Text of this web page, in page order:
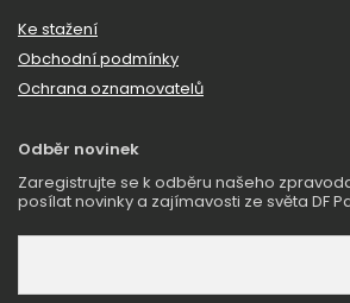
Ke stažení
Obchodní podmínky
Ochrana oznamovatelů
Odběr novinek
Zaregistrujte se k odběru našeho
posílat novinky a zajímavosti ze světa DF